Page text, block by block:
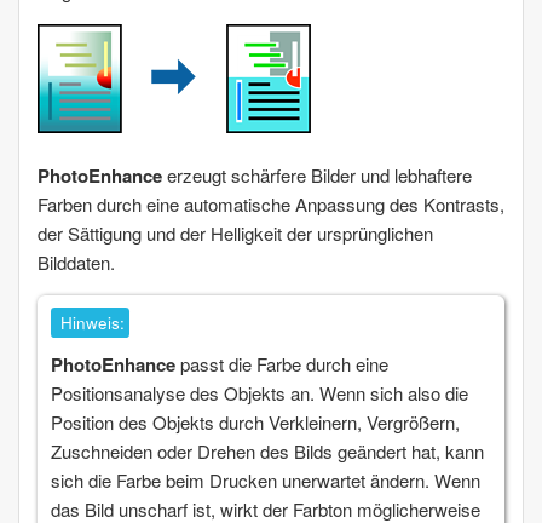
PhotoEnhanceerzeugt schärfere Bilder und lebhaftere
Farben durch eine automatische Anpassung des Kontrasts,
der Sättigung und der Helligkeit der ursprünglichen
Bilddaten.
Hinweis:
PhotoEnhancepasst die Farbe durch eine
Positionsanalyse des Objekts an. Wenn sich also die
Position des Objekts durch Verkleinern, Vergrößern,
Zuschneiden oder Drehen des Bilds geändert hat, kann
sich die Farbe beim Drucken unerwartet ändern. Wenn
das Bild unscharf ist, wirkt der Farbton möglicherweise